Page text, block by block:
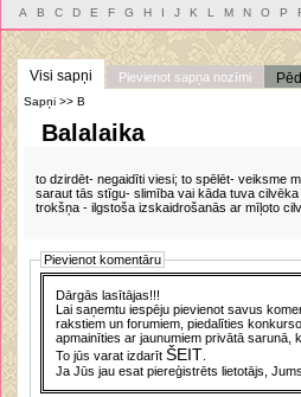
A B C D E F G H I J K L M N O P
Visi sapņi Pievienot sapņa nozīmi
Sapņi >> B
Balalaika
to dzirdēt- negaidīti viesi; to spēlēt- veiksme
saraut tās stīgu- slimība vai kāda tuva
trokšņa - ilgstoša izskaidrošanās ar mīļoto
Pievienot komentāru
Dārgās lasītājas!!!
Lai saņemtu iespēju pievienot savus
rakstiem un forumiem, piedalīties
apmainīties ar jaunumiem privātā sarunā,
To jūs varat izdarītŠEIT
Ja Jūs jau esat piereģistrēts lietotājs,